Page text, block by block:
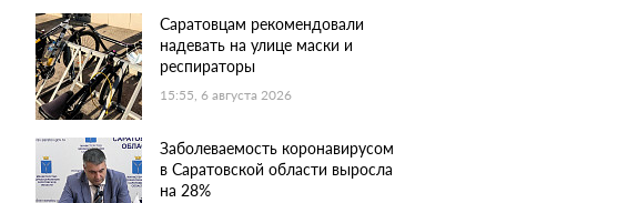
Саратовцам рекомендовали
надевать на улице маски и
респираторы
15:55, 6 августа 2026
Заболеваемость коронавирусом
в Саратовской области выросла
на 28%